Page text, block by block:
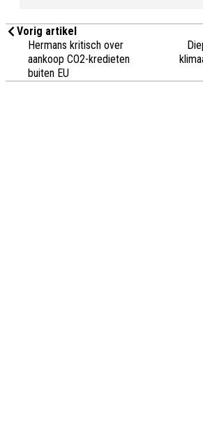
Vorig artikel
Hermans kritisch over
aankoop CO2-kredieten
buiten EU